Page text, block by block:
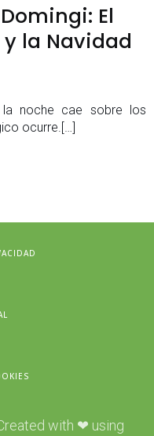
El
la Navidad
noche cae sobre los
ocurre.[…]
with ❤ using